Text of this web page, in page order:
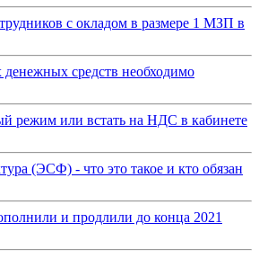
с окладом в размере 1 МЗП в
средств необходимо
режим или встать на НДС в кабинете
(ЭСФ) - что это такое и кто обязан
и продлили до конца 2021